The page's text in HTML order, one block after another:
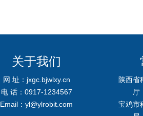
关于我们
网 址：jxgc.bjwlxy.cn
电 话：0917-1234567
Email：yl@ylrobit.com
陕西省
厅
宝鸡市